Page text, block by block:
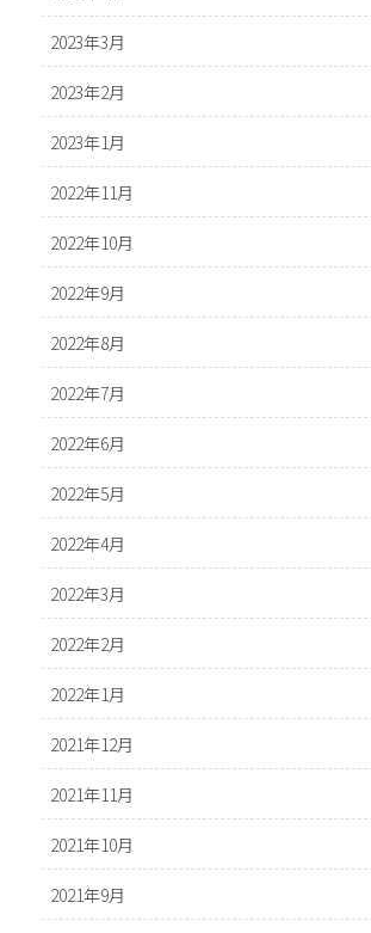
2023年3月
2023年2月
2023年1月
2022年11月
2022年10月
2022年9月
2022年8月
2022年7月
2022年6月
2022年5月
2022年4月
2022年3月
2022年2月
2022年1月
2021年12月
2021年11月
2021年10月
2021年9月